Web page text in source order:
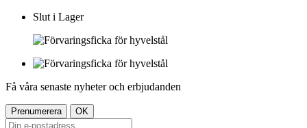
Slut i Lager
Få våra senaste nyheter och erbjudanden